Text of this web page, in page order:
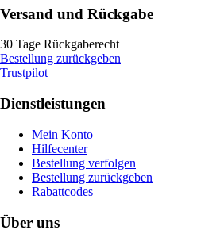
Versand und Rückgabe
30 Tage Rückgaberecht
Bestellung zurückgeben
Trustpilot
Dienstleistungen
Mein Konto
Hilfecenter
Bestellung verfolgen
Bestellung zurückgeben
Rabattcodes
Über uns